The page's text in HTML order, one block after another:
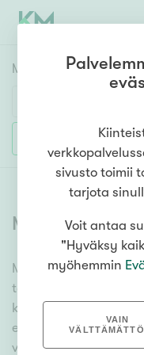
Myyntikohteet
Huoneluku
1h 2h
Asuntotyyppi
Kerros-/luhtitalo
Rivitalo/paritalo
Omakoti-/
Maa- tai
Lisää hakuehtoja
Myytävät
Meiltä löydät
tasossa olevista
kerroksen
erittäin kattava
varmistavat, että
sivusto toimii
tarjota
Voit antaa
"Hyväksy
myöhemmin
VAIN